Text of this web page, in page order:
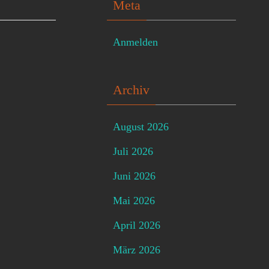
Meta
Anmelden
Archiv
August 2026
Juli 2026
Juni 2026
Mai 2026
April 2026
März 2026